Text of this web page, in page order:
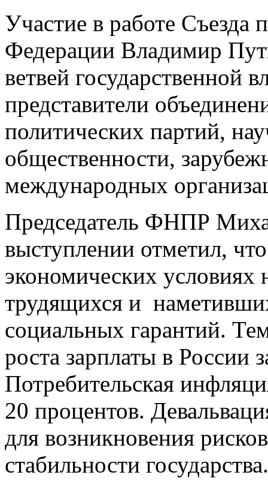
Участие в работе Съезда
Федерации Владимир
ветвей государственной
представители
политических партий,
общественности,
международных
Председатель ФНПР
выступлении отметил,
экономических условиях
трудящихся и
социальных гарантий.
роста зарплаты в России
Потребительская
20 процентов.
для возникновения
стабильности государства.